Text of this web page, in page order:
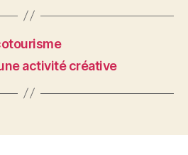
une activité créative